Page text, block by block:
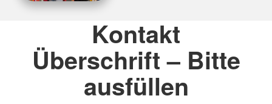
Kontakt
Überschrift – Bitte
ausfüllen